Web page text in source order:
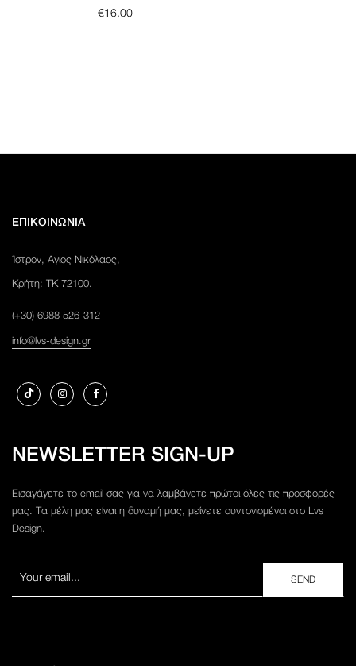
€16.00
ΕΠΙΚΟΙΝΩΝΙΑ
Ίστρον, Αγιος Νικόλαος,
Κρήτη: ΤΚ 72100.
(+30) 6988 526-312
info@lvs-design.gr
NEWSLETTER SIGN-UP
Εισαγάγετε το email σας για να λαμβάνετε πρώτοι όλες τις προσφορές
μας. Τα μέλη μας είναι η δυναμή μας, μείνετε συντονισμένοι στο Lvs
Design.